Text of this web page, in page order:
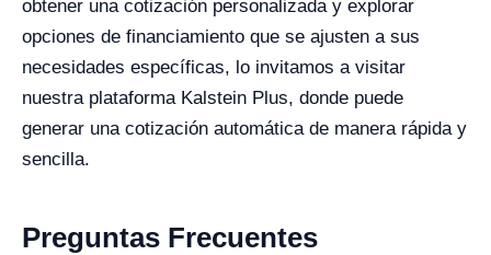
obtener una cotización personalizada y explorar
opciones de financiamiento que se ajusten a sus
necesidades específicas, lo invitamos a visitar
nuestra plataforma Kalstein Plus, donde puede
generar una cotización automática de manera rápida y
sencilla.
Preguntas Frecuentes